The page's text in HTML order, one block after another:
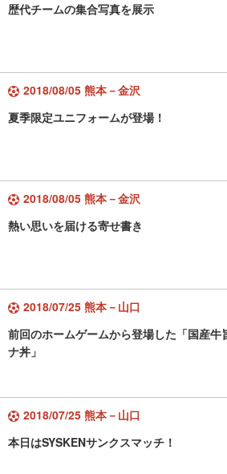
歴代チームの集合写真を展示
2018/08/05 熊本－金沢
夏季限定ユニフォームが登場！
2018/08/05 熊本－金沢
熱い思いを届ける寄せ書き
2018/07/25 熊本－山口
前回のホームゲームから登場した「国産牛
ナ丼」
2018/07/25 熊本－山口
本日はSYSKENサンクスマッチ！